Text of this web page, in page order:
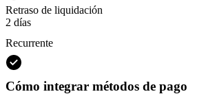
Retraso de liquidación
2 días
Recurrente
Cómo integrar métodos de pago